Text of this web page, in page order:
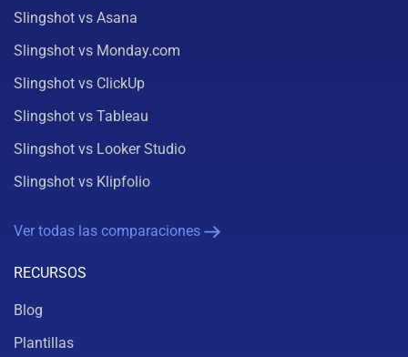
Slingshot vs Asana
Slingshot vs Monday.com
Slingshot vs ClickUp
Slingshot vs Tableau
Slingshot vs Looker Studio
Slingshot vs Klipfolio
Ver todas las comparaciones
RECURSOS
Blog
Plantillas